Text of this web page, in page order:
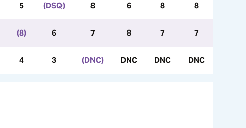
5 (DSQ) 8 6 8 8
(8) 6 7 8 7 7
4 3 (DNC) DNC DNC DNC